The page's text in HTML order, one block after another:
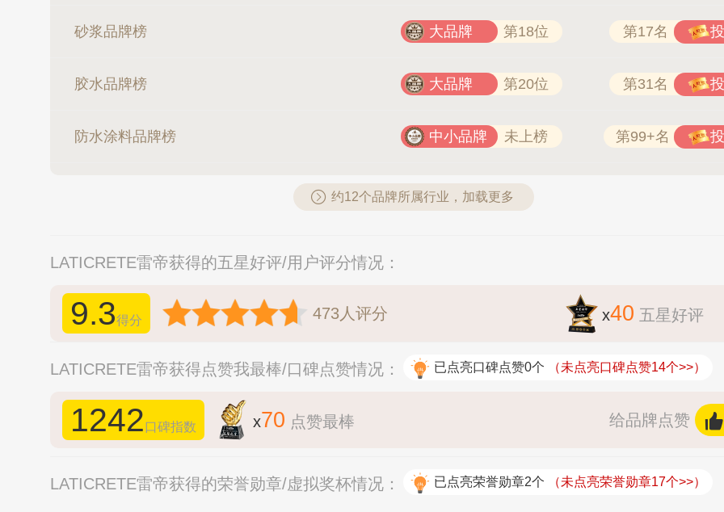
砂浆品牌榜 大品牌 第18位 第17名
胶水品牌榜 大品牌 第20位 第31名
防水涂料品牌榜 中小品牌 未上榜 第99+名
约12个品牌所属行业，加载更多
LATICRETE雷帝获得的五星好评/用户评分情况：
9.3得分 473人评分 x40 五星好评
LATICRETE雷帝获得点赞我最棒/口碑点赞情况： 已点亮口碑点赞0个 （未点亮口碑点赞14个>>）
1242口碑指数 x70 点赞最棒 给品牌点赞
LATICRETE雷帝获得的荣誉勋章/虚拟奖杯情况： 已点亮荣誉勋章2个 （未点亮荣誉勋章17个>>）